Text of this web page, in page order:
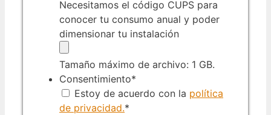
Necesitamos el código CUPS para
conocer tu consumo anual y poder
dimensionar tu instalación
Tamaño máximo de archivo: 1 GB.
Consentimiento*
Estoy de acuerdo con la política
de privacidad.*